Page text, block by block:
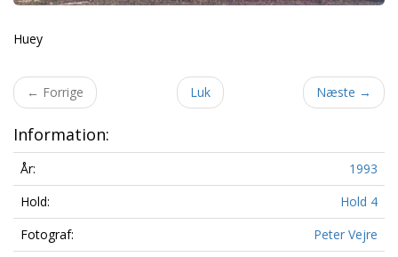
Huey
← Forrige Luk Næste →
Information:
År:
1993
Hold:
Hold 4
Fotograf:
Peter Vejre